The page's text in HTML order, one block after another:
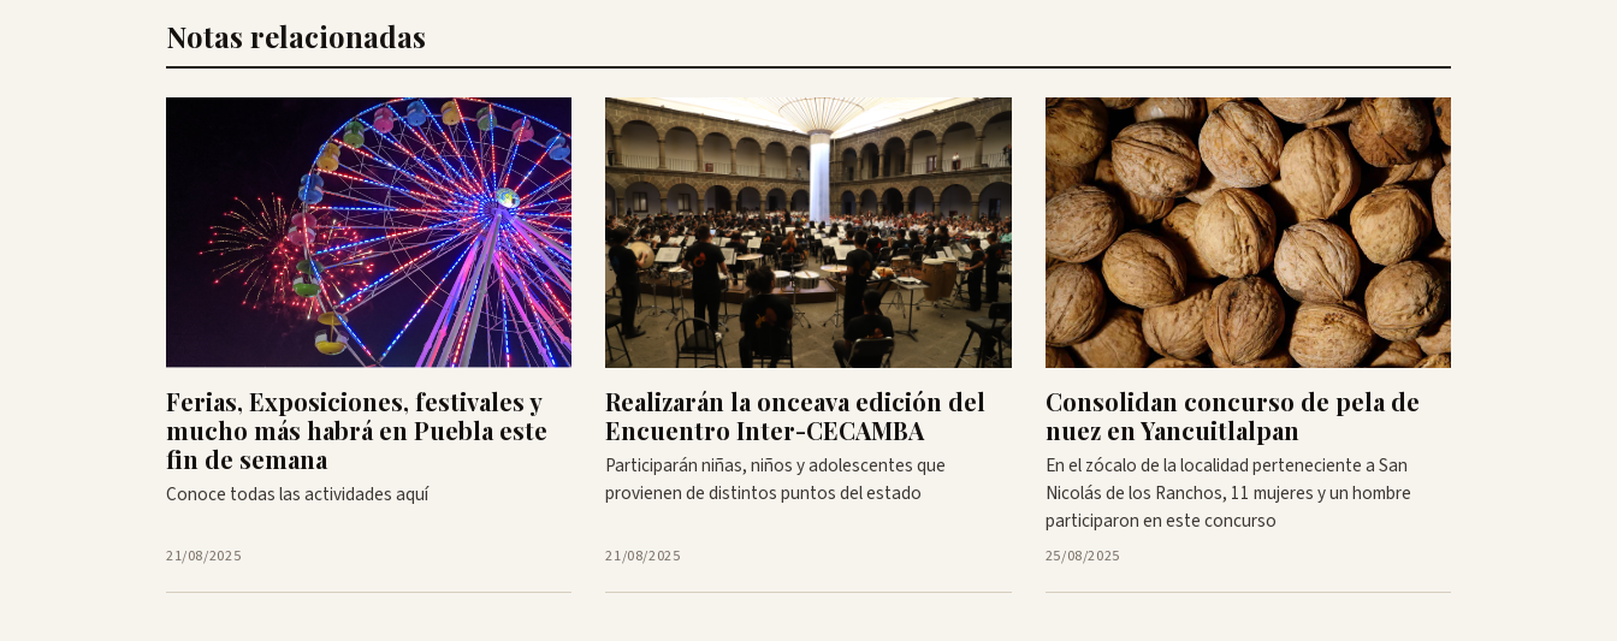
Notas relacionadas
Ferias, Exposiciones, festivales y
mucho más habrá en Puebla este
fin de semana
Conoce todas las actividades aquí
21/08/2025
Realizarán la onceava edición del
Encuentro Inter-CECAMBA
Participarán niñas, niños y adolescentes que
provienen de distintos puntos del estado
21/08/2025
Consolidan concurso de pela de
nuez en Yancuitlalpan
En el zócalo de la localidad perteneciente a San
Nicolás de los Ranchos, 11 mujeres y un hombre
participaron en este concurso
25/08/2025